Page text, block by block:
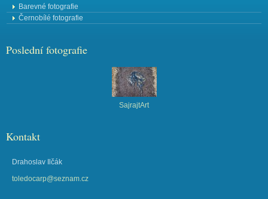
Barevné fotografie
Černobílé fotografie
Poslední fotografie
SajrajtArt
Kontakt
Drahoslav Ilčák
toledocarp@seznam.cz